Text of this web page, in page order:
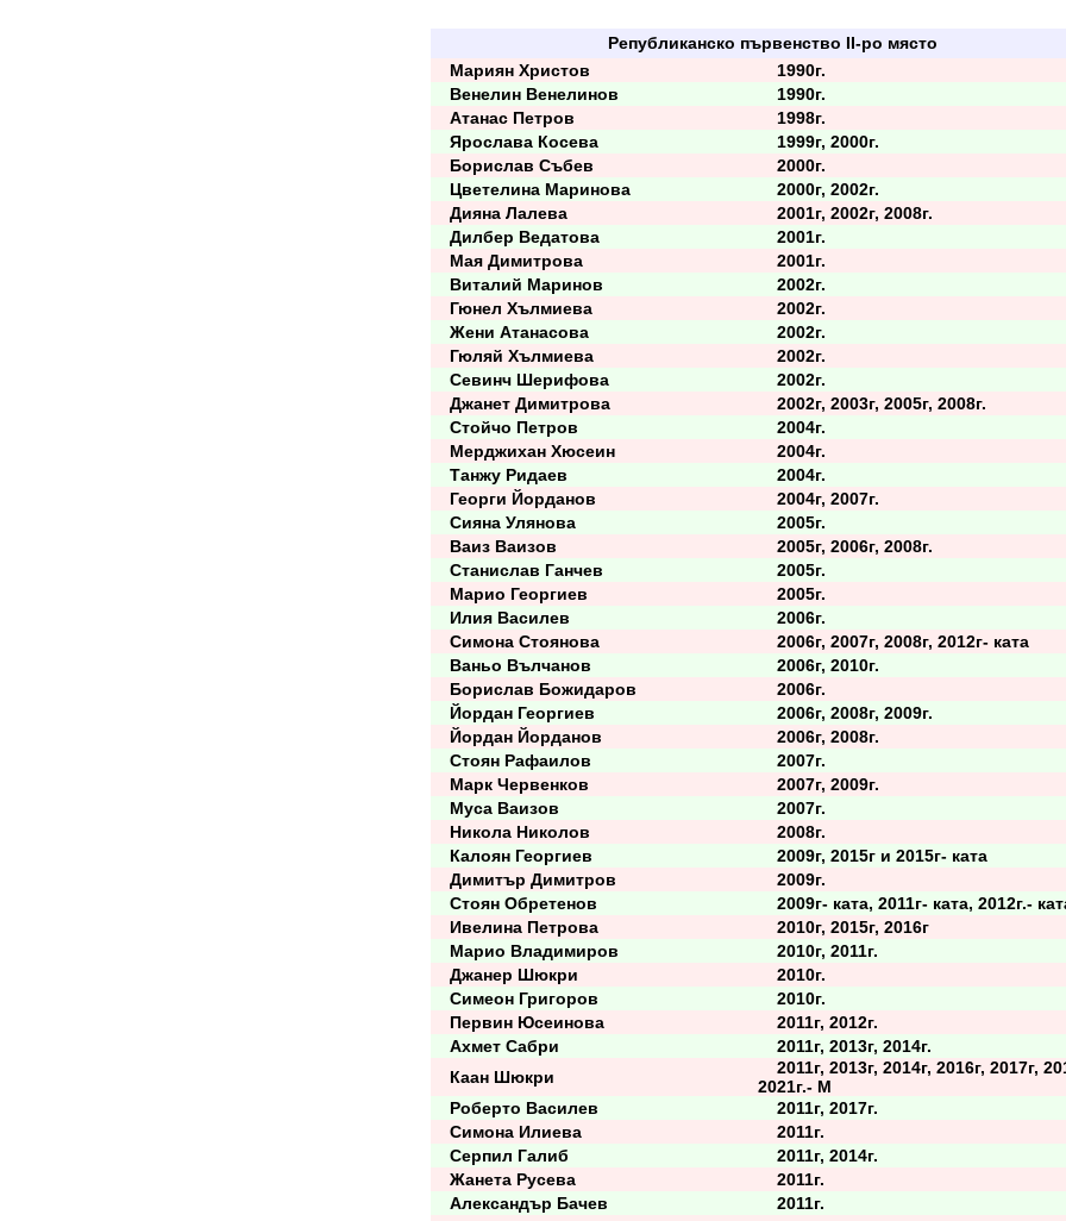
Републиканско първенство II-ро място
Мариян Христов
1990г.
Венелин Венелинов
1990г.
Атанас Петров
1998г.
Ярослава Косева
1999г, 2000г.
Борислав Събев
2000г.
Цветелина Маринова
2000г, 2002г.
Дияна Лалева
2001г, 2002г, 2008г.
Дилбер Ведатова
2001г.
Мая Димитрова
2001г.
Виталий Маринов
2002г.
Гюнел Хълмиева
2002г.
Жени Атанасова
2002г.
Гюляй Хълмиева
2002г.
Севинч Шерифова
2002г.
Джанет Димитрова
2002г, 2003г, 2005г, 2008г.
Стойчо Петров
2004г.
Мерджихан Хюсеин
2004г.
Танжу Ридаев
2004г.
Георги Йорданов
2004г, 2007г.
Сияна Улянова
2005г.
Ваиз Ваизов
2005г, 2006г, 2008г.
Станислав Ганчев
2005г.
Марио Георгиев
2005г.
Илия Василев
2006г.
Симона Стоянова
2006г, 2007г, 2008г, 2012г- ката
Ваньо Вълчанов
2006г, 2010г.
Борислав Божидаров
2006г.
Йордан Георгиев
2006г, 2008г, 2009г.
Йордан Йорданов
2006г, 2008г.
Стоян Рафаилов
2007г.
Марк Червенков
2007г, 2009г.
Муса Ваизов
2007г.
Никола Николов
2008г.
Калоян Георгиев
2009г, 2015г и 2015г- ката
Димитър Димитров
2009г.
Стоян Обретенов
2009г- ката, 2011г- ката, 2012г.-
Ивелина Петрова
2010г, 2015г, 2016г
Марио Владимиров
2010г, 2011г.
Джанер Шюкри
2010г.
Симеон Григоров
2010г.
Первин Юсеинова
2011г, 2012г.
Ахмет Сабри
2011г, 2013г, 2014г.
Каан Шюкри
2011г, 2013г, 2014г, 2016г, 2017г,
2021г.- М
Роберто Василев
2011г, 2017г.
Симона Илиева
2011г.
Серпил Галиб
2011г, 2014г.
Жанета Русева
2011г.
Александър Бачев
2011г.